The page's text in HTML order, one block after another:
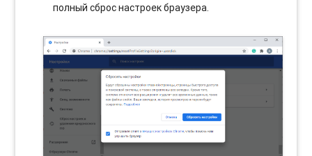
полный сброс настроек браузера.